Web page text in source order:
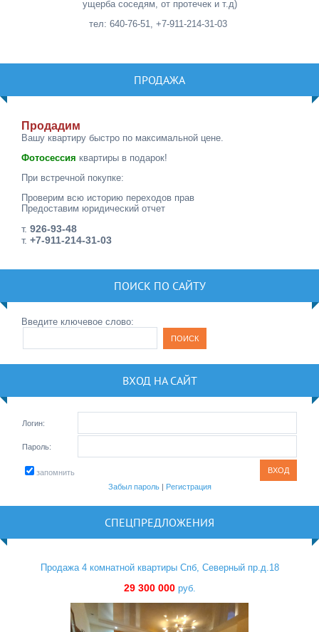
ущерба соседям, от протечек и т.д)
тел: 640-76-51, +7-911-214-31-03
ПРОДАЖА
Продадим
Вашу квартиру быстро по максимальной цене.
Фотосессия квартиры в подарок!
При встречной покупке:
Проверим всю историю переходов прав
Предоставим юридический отчет
т. 926-93-48
т. +7-911-214-31-03
ПОИСК ПО САЙТУ
Введите ключевое слово:
ВХОД НА САЙТ
Логин:
Пароль:
запомнить
Забыл пароль| Регистрация
СПЕЦПРЕДЛОЖЕНИЯ
Продажа 4 комнатной квартиры Спб, Северный пр.д.18
29 300 000руб.